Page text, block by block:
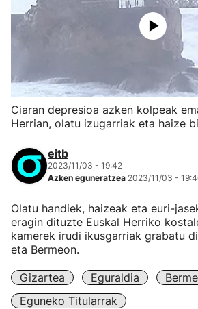
Ciaran depresioa azken kolpeak
Herrian, olatu izugarriak eta haize
eitb
2023/11/03 - 19:42
Azken eguneratzea 2023/11/03 -
Olatu handiek, haizeak eta euri-
eragin dituzte Euskal Herriko
kamerek irudi ikusgarriak grabatu
eta Bermeon.
Gizartea Eguraldia
Eguneko Titularrak